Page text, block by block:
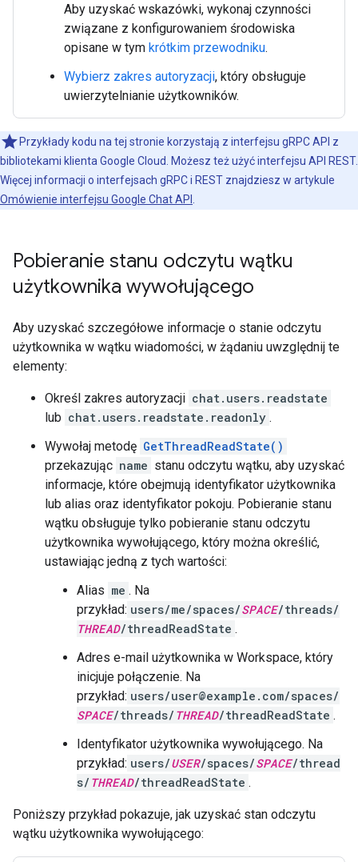
Aby uzyskać wskazówki, wykonaj czynności
związane z konfigurowaniem środowiska
opisane w tym krótkim przewodniku.
Wybierz zakres autoryzacji, który obsługuje
uwierzytelnianie użytkowników.
Przykłady kodu na tej stronie korzystają z interfejsu gRPC API z
bibliotekami klienta Google Cloud. Możesz też użyć interfejsu API REST.
Więcej informacji o interfejsach gRPC i REST znajdziesz w artykule
Omówienie interfejsu Google Chat API
Pobieranie stanu odczytu wątku
użytkownika wywołującego
Aby uzyskać szczegółowe informacje o stanie odczytu
użytkownika w wątku wiadomości, w żądaniu uwzględnij te
elementy:
Określ zakres autoryzacji chat.users.readstate
lub chat.users.readstate.readonly .
Wywołaj metodę GetThreadReadState()
przekazując name stanu odczytu wątku, aby uzyskać
informacje, które obejmują identyfikator użytkownika
lub alias oraz identyfikator pokoju. Pobieranie stanu
wątku obsługuje tylko pobieranie stanu odczytu
użytkownika wywołującego, który można określić,
ustawiając jedną z tych wartości:
Alias me . Na
przykład: users/me/spaces/SPACE/threads/
THREAD/threadReadState .
Adres e-mail użytkownika w Workspace, który
inicjuje połączenie. Na
przykład: users/user@example.com/spaces/
SPACE/threads/ THREAD/threadReadState .
Identyfikator użytkownika wywołującego. Na
przykład: users/USER/spaces/SPACE/thread
s/ THREAD/threadReadState .
Poniższy przykład pokazuje, jak uzyskać stan odczytu
wątku użytkownika wywołującego: